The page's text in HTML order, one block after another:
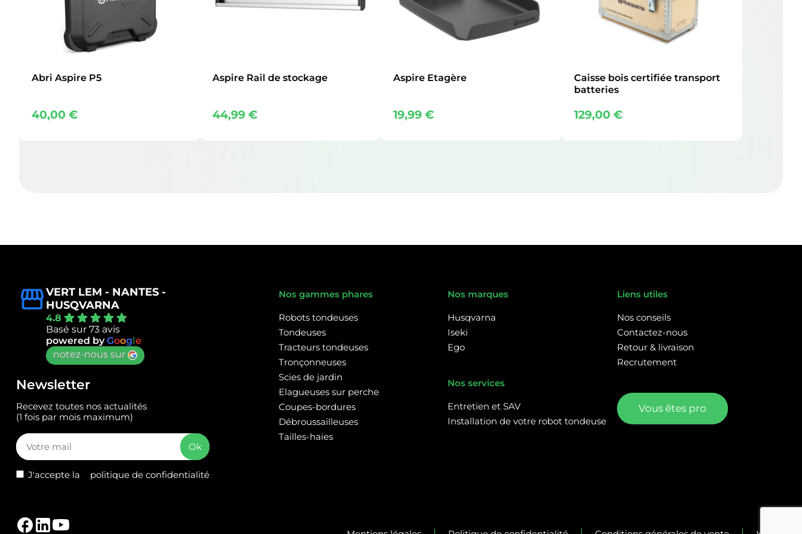
Abri Aspire P5
40,00€
Aspire Rail de stockage
44,99€
Aspire Etagère
19,99€
Caisse bois certifiée transport
batteries
129,00€
VERT LEM - NANTES -
HUSQVARNA
4.8
Basé sur 73 avis
powered byGoogle
notez-nous sur
Newsletter
Recevez toutes nos actualités
(1 fois par mois maximum)
J'accepte la politique de confidentialité
Nos gammes phares
Robots tondeuses
Tondeuses
Tracteurs tondeuses
Tronçonneuses
Scies de jardin
Elagueuses sur perche
Coupes-bordures
Débroussailleuses
Tailles-haies
Nos marques
Husqvarna
Iseki
Ego
Nos services
Entretien et SAV
Installation de votre robot tondeuse
Liens utiles
Nos conseils
Contactez-nous
Retour & livraison
Recrutement
Vous êtes pro